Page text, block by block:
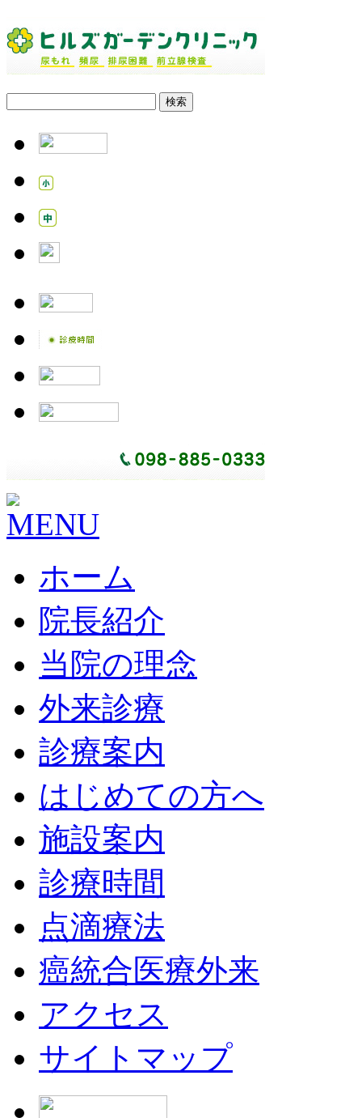
ホーム
院長紹介
当院の理念
外来診療
診療案内
はじめての方へ
施設案内
診療時間
点滴療法
癌統合医療外来
アクセス
サイトマップ